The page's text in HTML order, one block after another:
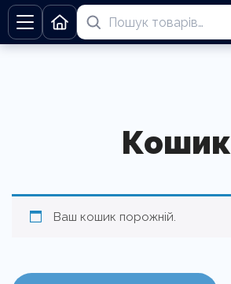
Кошик
Ваш кошик порожній.